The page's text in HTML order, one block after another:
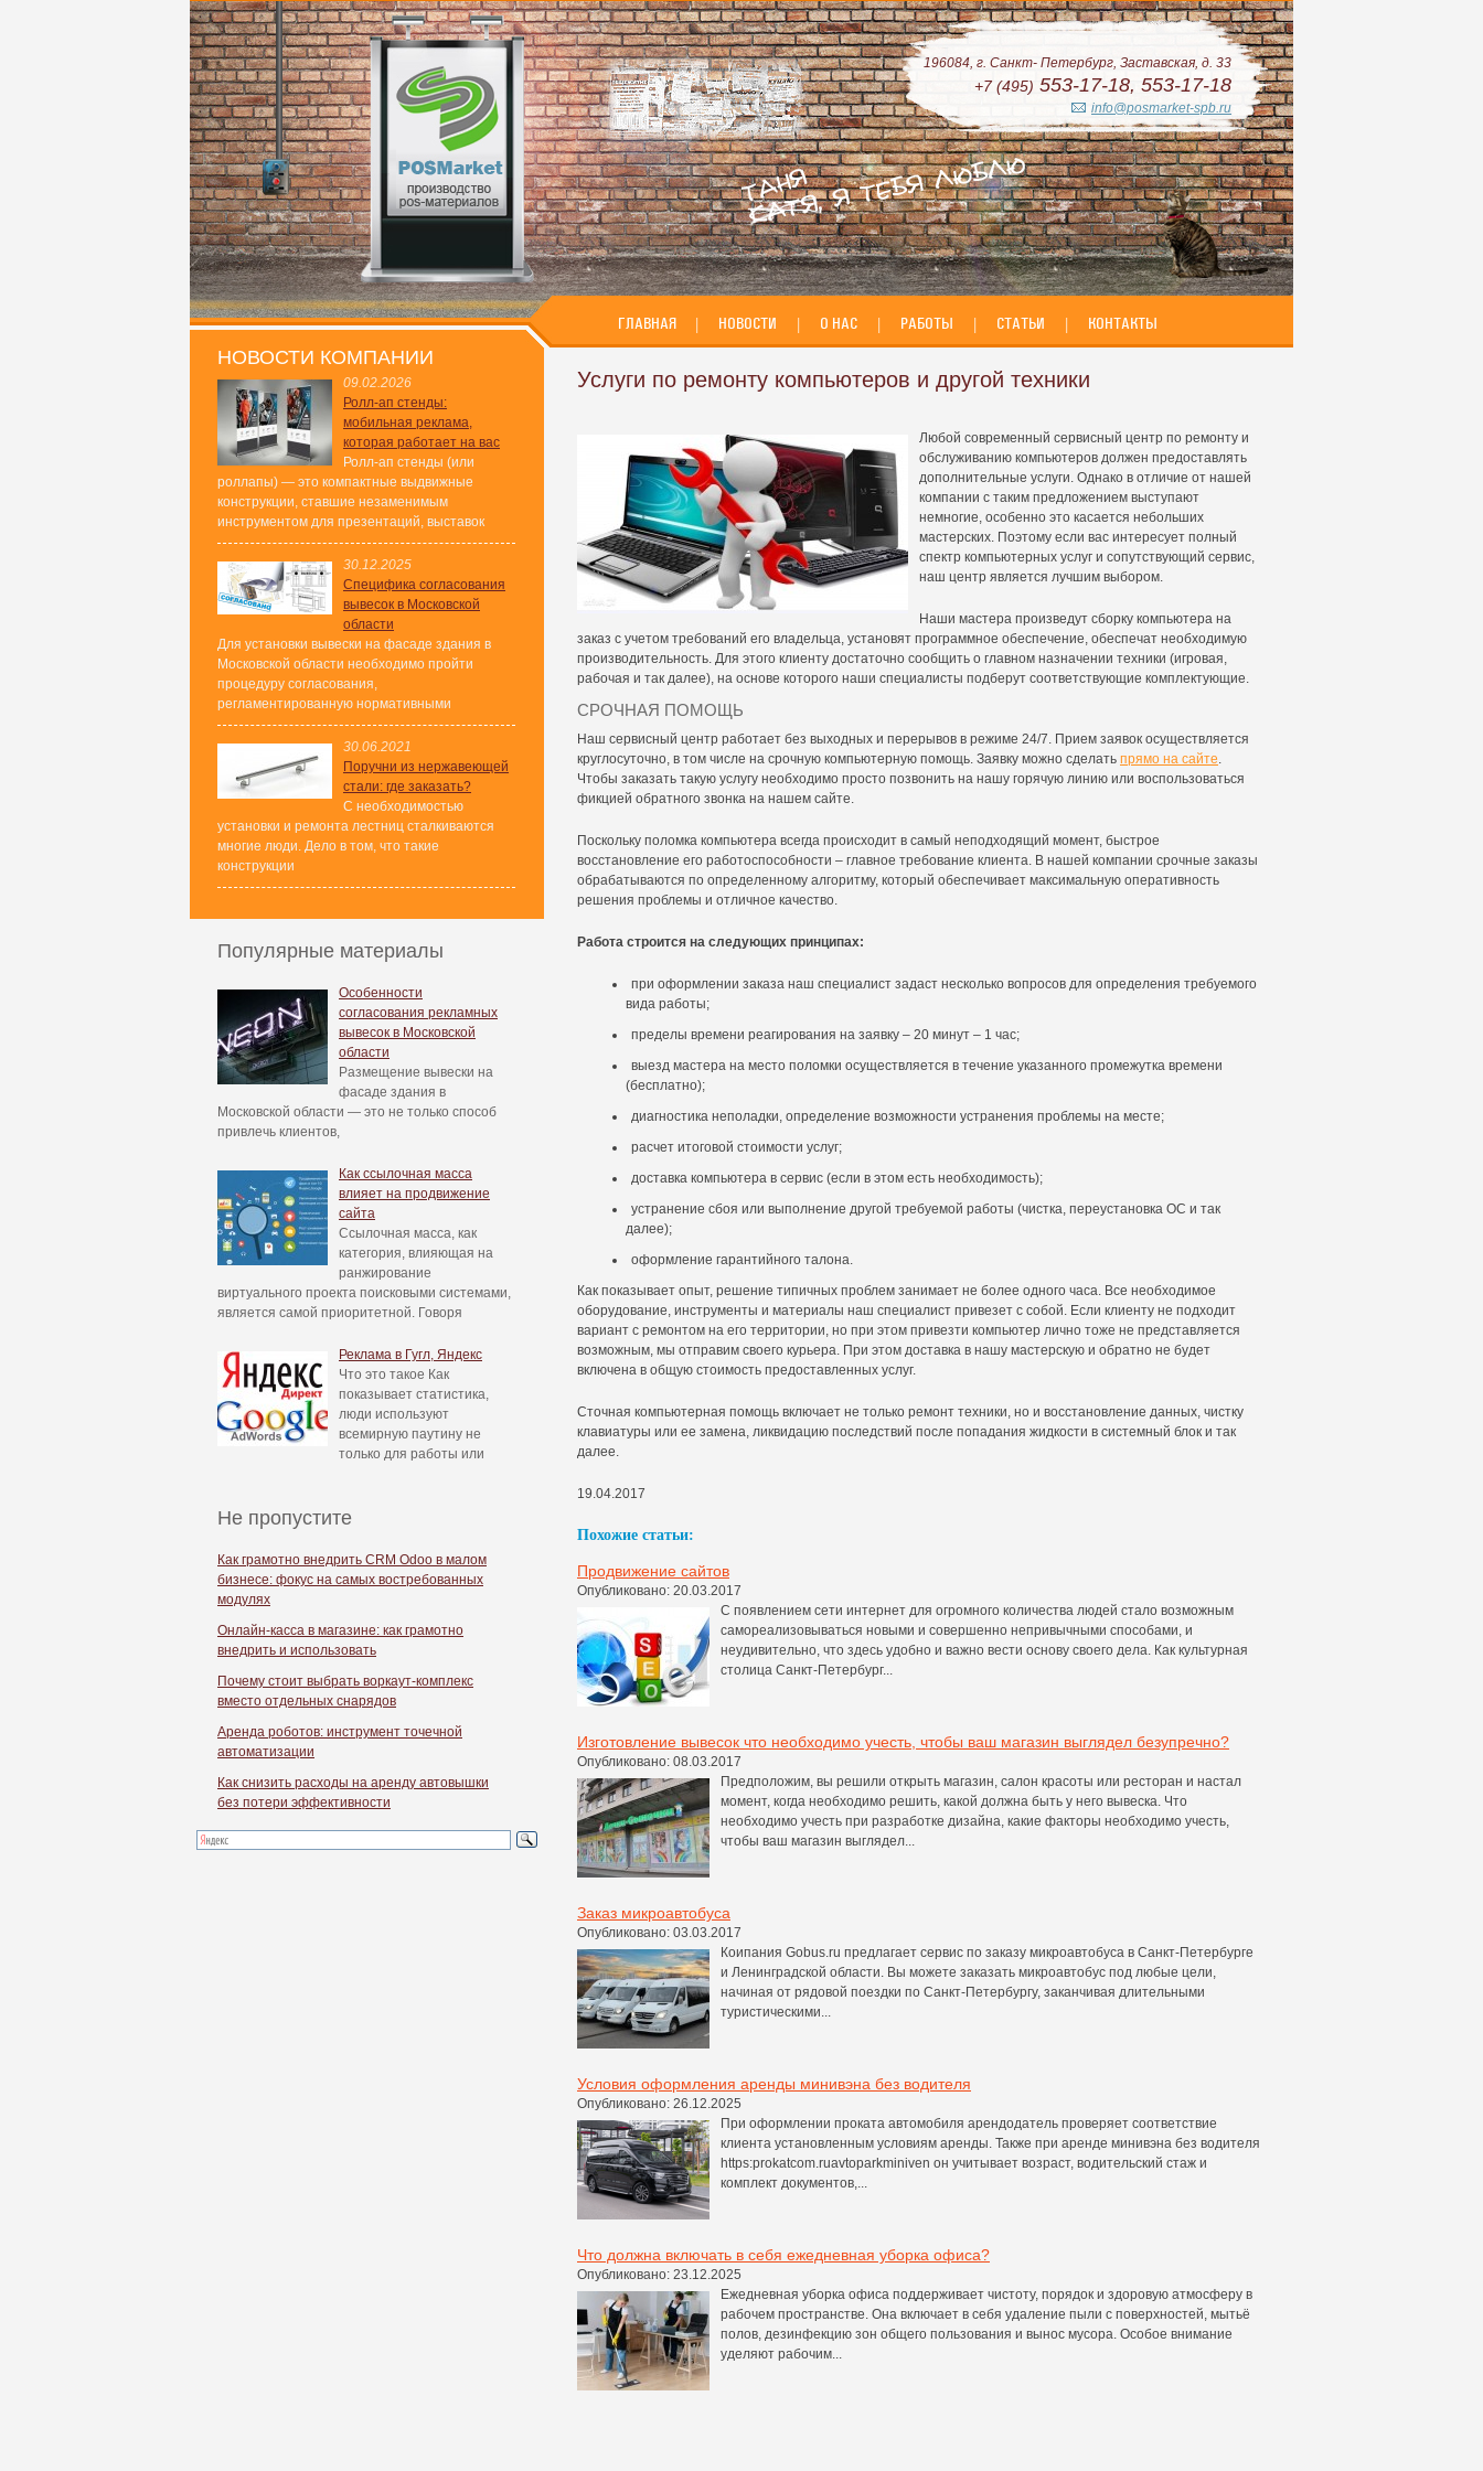
196084, г. Санкт- Петербург, Заставская, д. 33
+7 (495) 553-17-18, 553-17-18
info@posmarket-spb.ru
ГЛАВНАЯ | НОВОСТИ | О НАС | РАБОТЫ | СТАТЬИ | КОНТАКТЫ
НОВОСТИ КОМПАНИИ
09.02.2026
Ролл-ап стенды:
мобильная реклама,
которая работает на вас
Ролл-ап стенды (или
роллапы) — это компактные выдвижные
конструкции, ставшие незаменимым
инструментом для презентаций, выставок
30.12.2025
Специфика согласования
вывесок в Московской
области
Для установки вывески на фасаде здания в
Московской области необходимо пройти
процедуру согласования,
регламентированную нормативными
30.06.2021
Поручни из нержавеющей
стали: где заказать?
С необходимостью
установки и ремонта лестниц сталкиваются
многие люди. Дело в том, что такие
конструкции
Популярные материалы
Особенности
согласования рекламных
вывесок в Московской
области
Размещение вывески на
фасаде здания в
Московской области — это не только способ
привлечь клиентов,
Как ссылочная масса
влияет на продвижение
сайта
Ссылочная масса, как
категория, влияющая на
ранжирование
виртуального проекта поисковыми системами,
является самой приоритетной. Говоря
Реклама в Гугл, Яндекс
Что это такое Как
показывает статистика,
люди используют
всемирную паутину не
только для работы или
Не пропустите
Как грамотно внедрить CRM Odoo в малом
бизнесе: фокус на самых востребованных
модулях
Онлайн-касса в магазине: как грамотно
внедрить и использовать
Почему стоит выбрать воркаут-комплекс
вместо отдельных снарядов
Аренда роботов: инструмент точечной
автоматизации
Как снизить расходы на аренду автовышки
без потери эффективности
Услуги по ремонту компьютеров и другой техники
Любой современный сервисный центр по ремонту и
обслуживанию компьютеров должен предоставлять
дополнительные услуги. Однако в отличие от нашей
компании с таким предложением выступают
немногие, особенно это касается небольших
мастерских. Поэтому если вас интересует полный
спектр компьютерных услуг и сопутствующий сервис,
наш центр является лучшим выбором.
Наши мастера произведут сборку компьютера на
заказ с учетом требований его владельца, установят программное обеспечение, обеспечат необходимую
производительность. Для этого клиенту достаточно сообщить о главном назначении техники (игровая,
рабочая и так далее), на основе которого наши специалисты подберут соответствующие комплектующие.
СРОЧНАЯ ПОМОЩЬ
Наш сервисный центр работает без выходных и перерывов в режиме 24/7. Прием заявок осуществляется
круглосуточно, в том числе на срочную компьютерную помощь. Заявку можно сделать прямо на сайте.
Чтобы заказать такую услугу необходимо просто позвонить на нашу горячую линию или воспользоваться
фикцией обратного звонка на нашем сайте.
Поскольку поломка компьютера всегда происходит в самый неподходящий момент, быстрое
восстановление его работоспособности – главное требование клиента. В нашей компании срочные заказы
обрабатываются по определенному алгоритму, который обеспечивает максимальную оперативность
решения проблемы и отличное качество.
Работа строится на следующих принципах:
при оформлении заказа наш специалист задаст несколько вопросов для определения требуемого
вида работы;
пределы времени реагирования на заявку – 20 минут – 1 час;
выезд мастера на место поломки осуществляется в течение указанного промежутка времени
(бесплатно);
диагностика неполадки, определение возможности устранения проблемы на месте;
расчет итоговой стоимости услуг;
доставка компьютера в сервис (если в этом есть необходимость);
устранение сбоя или выполнение другой требуемой работы (чистка, переустановка ОС и так
далее);
оформление гарантийного талона.
Как показывает опыт, решение типичных проблем занимает не более одного часа. Все необходимое
оборудование, инструменты и материалы наш специалист привезет с собой. Если клиенту не подходит
вариант с ремонтом на его территории, но при этом привезти компьютер лично тоже не представляется
возможным, мы отправим своего курьера. При этом доставка в нашу мастерскую и обратно не будет
включена в общую стоимость предоставленных услуг.
Сточная компьютерная помощь включает не только ремонт техники, но и восстановление данных, чистку
клавиатуры или ее замена, ликвидацию последствий после попадания жидкости в системный блок и так
далее.
19.04.2017
Похожие статьи:
Продвижение сайтов
Опубликовано: 20.03.2017
С появлением сети интернет для огромного количества людей стало возможным
самореализовываться новыми и совершенно непривычными способами, и
неудивительно, что здесь удобно и важно вести основу своего дела. Как культурная
столица Санкт-Петербург...
Изготовление вывесок что необходимо учесть, чтобы ваш магазин выглядел безупречно?
Опубликовано: 08.03.2017
Предположим, вы решили открыть магазин, салон красоты или ресторан и настал
момент, когда необходимо решить, какой должна быть у него вывеска. Что
необходимо учесть при разработке дизайна, какие факторы необходимо учесть,
чтобы ваш магазин выглядел...
Заказ микроавтобуса
Опубликовано: 03.03.2017
Коипания Gobus.ru предлагает сервис по заказу микроавтобуса в Санкт-Петербурге
и Ленинградской области. Вы можете заказать микроавтобус под любые цели,
начиная от рядовой поездки по Санкт-Петербургу, заканчивая длительными
туристическими...
Условия оформления аренды минивэна без водителя
Опубликовано: 26.12.2025
При оформлении проката автомобиля арендодатель проверяет соответствие
клиента установленным условиям аренды. Также при аренде минивэна без водителя
https:prokatcom.ruavtoparkminiven он учитывает возраст, водительский стаж и
комплект документов,...
Что должна включать в себя ежедневная уборка офиса?
Опубликовано: 23.12.2025
Ежедневная уборка офиса поддерживает чистоту, порядок и здоровую атмосферу в
рабочем пространстве. Она включает в себя удаление пыли с поверхностей, мытьё
полов, дезинфекцию зон общего пользования и вынос мусора. Особое внимание
уделяют рабочим...